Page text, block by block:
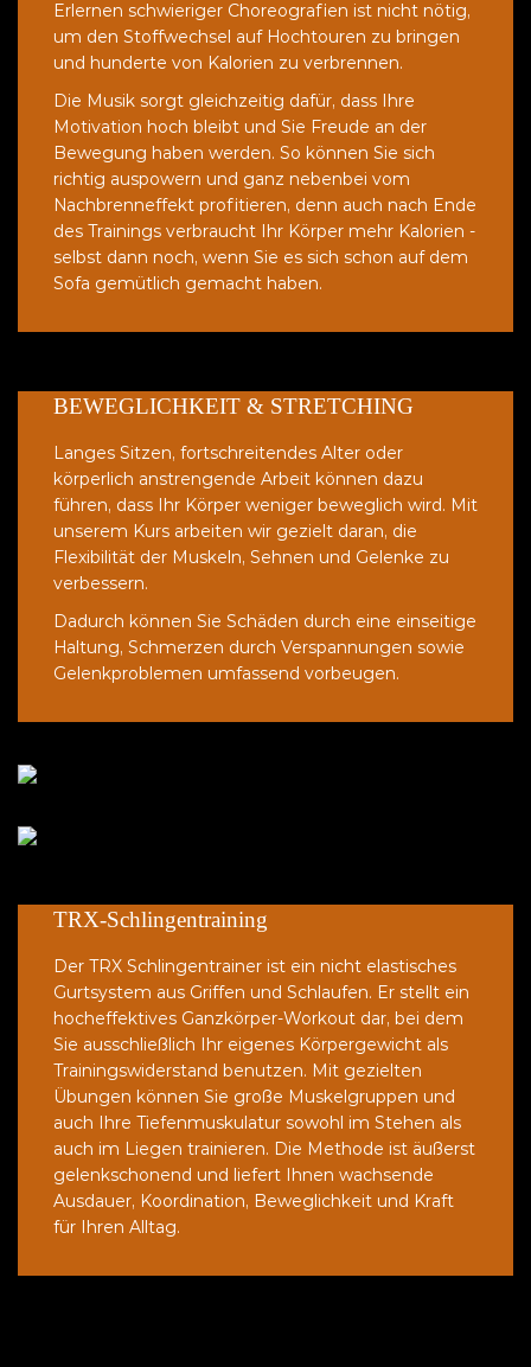
Erlernen schwieriger Choreografien ist nicht nötig,
um den Stoffwechsel auf Hochtouren zu bringen
und hunderte von Kalorien zu verbrennen.
Die Musik sorgt gleichzeitig dafür, dass Ihre
Motivation hoch bleibt und Sie Freude an der
Bewegung haben werden. So können Sie sich
richtig auspowern und ganz nebenbei vom
Nachbrenneffekt profitieren, denn auch nach Ende
des Trainings verbraucht Ihr Körper mehr Kalorien -
selbst dann noch, wenn Sie es sich schon auf dem
Sofa gemütlich gemacht haben.
BEWEGLICHKEIT & STRETCHING
Langes Sitzen, fortschreitendes Alter oder
körperlich anstrengende Arbeit können dazu
führen, dass Ihr Körper weniger beweglich wird. Mit
unserem Kurs arbeiten wir gezielt daran, die
Flexibilität der Muskeln, Sehnen und Gelenke zu
verbessern.
Dadurch können Sie Schäden durch eine einseitige
Haltung, Schmerzen durch Verspannungen sowie
Gelenkproblemen umfassend vorbeugen.
TRX-Schlingentraining
Der TRX Schlingentrainer ist ein nicht elastisches
Gurtsystem aus Griffen und Schlaufen. Er stellt ein
hocheffektives Ganzkörper-Workout dar, bei dem
Sie ausschließlich Ihr eigenes Körpergewicht als
Trainingswiderstand benutzen. Mit gezielten
Übungen können Sie große Muskelgruppen und
auch Ihre Tiefenmuskulatur sowohl im Stehen als
auch im Liegen trainieren. Die Methode ist äußerst
gelenkschonend und liefert Ihnen wachsende
Ausdauer, Koordination, Beweglichkeit und Kraft
für Ihren Alltag.